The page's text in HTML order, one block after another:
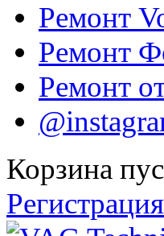
Ремонт
Ремонт
Ремонт
Корзина
Регистрация